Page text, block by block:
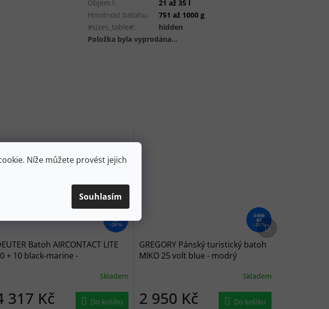
Níže můžete provést jejich
Souhlasím
Objem l:
21 až 35 l
Hmotnost batohu:
751 až 1000 g
#sizes_table#:
hidden
Položka byla vyprodána…
Kč
–20 %
Batoh AIRCONTACT LITE
+ 10 black-marine -
Skladem
317 Kč Do košíku
3 690
Kč
–20 %
GREGORY Pánský turistický batoh
MIKO 25 volt blue - modrý
Skladem
2 950 Kč Do košíku
Další produkt